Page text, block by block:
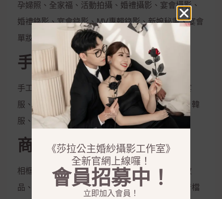
孕婦照、全家福、活動拍攝、婚禮攝影、宴會攝影、
婚禮錄影、宴會錄影、MV專輯錄影、新娘秘書、宴會
單妝
手工禮服出租
手工白紗、手工晚禮服、紳士西服、媽媽服、晚宴
服、伴娘服、孕婦禮服、秀和服、龍鳳掛、唐服、韓
服、花童服
商品銷售
相框、相本、雜誌本、喜帖、定妝液、控油保濕妝
品、隱形內衣、新娘捧花、拍照鮮花束，電子影音檔
《莎拉公主婚紗攝影工作室》
全新官網上線囉！
會員招募中！
立即加入會員！